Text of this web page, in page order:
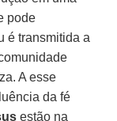
pode
é transmitida a
A esse
da fé
estão na